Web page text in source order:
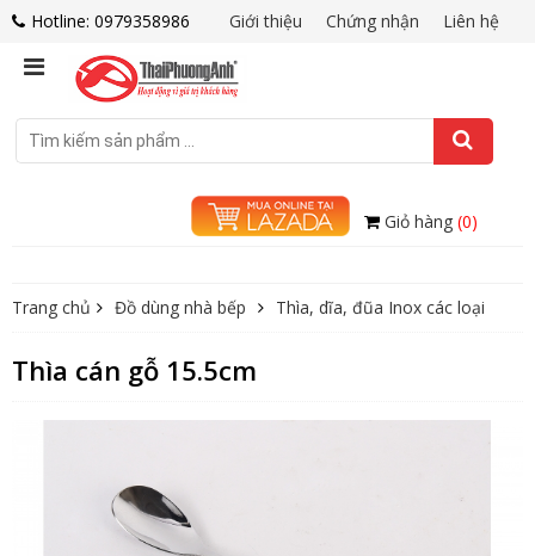
Hotline: 0979358986 Liên hệ
Chứng nhận
Giới thiệu
Giỏ hàng (0)
Trang chủ Đồ dùng nhà bếp Thìa, dĩa, đũa Inox các loại
Thìa cán gỗ 15.5cm